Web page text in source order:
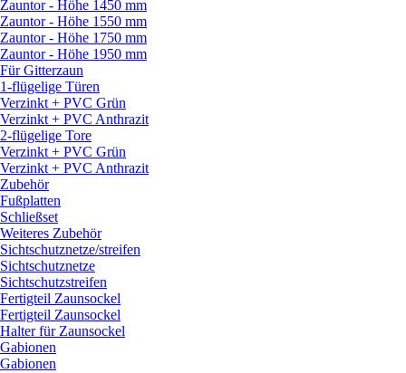
Zauntor - Höhe 1450 mm
Zauntor - Höhe 1550 mm
Zauntor - Höhe 1750 mm
Zauntor - Höhe 1950 mm
Für Gitterzaun
1-flügelige Türen
Verzinkt + PVC Grün
Verzinkt + PVC Anthrazit
2-flügelige Tore
Verzinkt + PVC Grün
Verzinkt + PVC Anthrazit
Zubehör
Fußplatten
Schließset
Weiteres Zubehör
Sichtschutznetze/streifen
Sichtschutznetze
Sichtschutzstreifen
Fertigteil Zaunsockel
Fertigteil Zaunsockel
Halter für Zaunsockel
Gabionen
Gabionen